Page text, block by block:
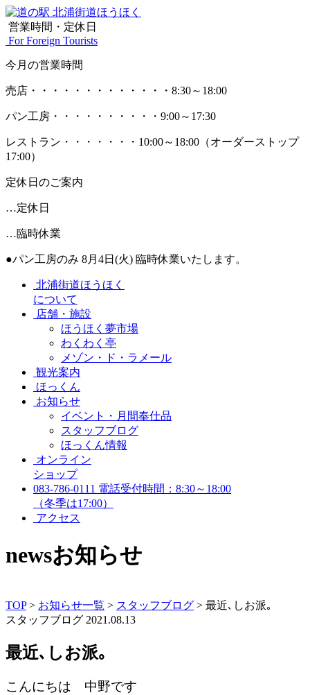
営業時間・定休日
For Foreign Tourists
今月の営業時間
売店 ・・・・・・・・・・・・・ 8:30～18:00
パン工房 ・・・・・・・・・・ 9:00～17:30
レストラン ・・・・・・・ 10:00～18:00 （オーダーストップ
17:00）
定休日のご案内
…定休日
…臨時休業
●パン工房のみ 8月4日(火) 臨時休業いたします。
北浦街道ほうほく
について
店舗・施設
ほうほく夢市場
わくわく亭
メゾン・ド・ラメール
観光案内
ほっくん
お知らせ
イベント・月間奉仕品
スタッフブログ
ほっくん情報
オンライン
ショップ
083-786-0111 電話受付時間：8:30～18:00
（冬季は17:00）
アクセス
newsお知らせ
TOP> お知らせ一覧 > スタッフブログ > 最近､しお派｡
スタッフブログ 2021.08.13
最近､しお派｡
こんにちは 中野です